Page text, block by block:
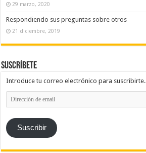
29 marzo, 2020
Respondiendo sus preguntas sobre otros
21 diciembre, 2019
Suscríbete
Introduce tu correo electrónico para suscribirte.
Dirección
de
email
Suscribir